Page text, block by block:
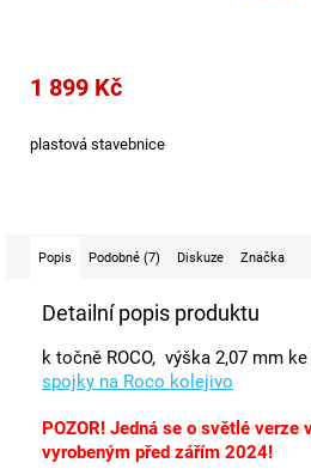
1 899 Kč
plastová stavebnice
Popis Podobné (7) Diskuze Značka
Detailní popis produktu
k točně ROCO, výška 2,07 mm
spojky na Roco kolejivo
POZOR! Jedná se o světlé verze
vyrobeným před zářím 2024!